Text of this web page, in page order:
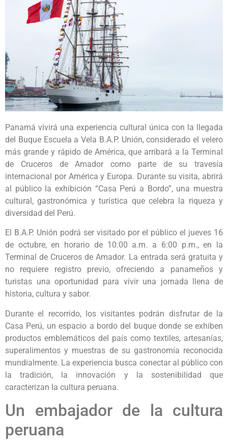
Panamá vivirá una experiencia cultural única con la llegada
del Buque Escuela a Vela B.A.P. Unión, considerado el velero
más grande y rápido de América, que arribará a la Terminal
de Cruceros de Amador como parte de su travesía
internacional por América y Europa. Durante su visita, abrirá
al público la exhibición “Casa Perú a Bordo”, una muestra
cultural, gastronómica y turística que celebra la riqueza y
diversidad del Perú.
El B.A.P. Unión podrá ser visitado por el público el jueves 16
de octubre, en horario de 10:00 a.m. a 6:00 p.m., en la
Terminal de Cruceros de Amador. La entrada será gratuita y
no requiere registro previo, ofreciendo a panameños y
turistas una oportunidad para vivir una jornada llena de
historia, cultura y sabor.
Durante el recorrido, los visitantes podrán disfrutar de la
Casa Perú, un espacio a bordo del buque donde se exhiben
productos emblemáticos del país como textiles, artesanías,
superalimentos y muestras de su gastronomía reconocida
mundialmente. La experiencia busca conectar al público con
la tradición, la innovación y la sostenibilidad que
caracterizan la cultura peruana.
Un embajador de la cultura
peruana